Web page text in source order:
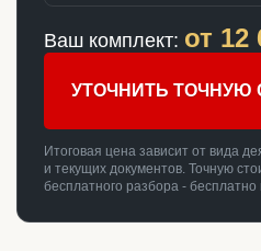
Ваш комплект: от 12
УТОЧНИТЬ ТОЧНУЮ
Итоговая цена зависит от вида
и текущих документов. Точную
бесплатного разбора - бесплатно